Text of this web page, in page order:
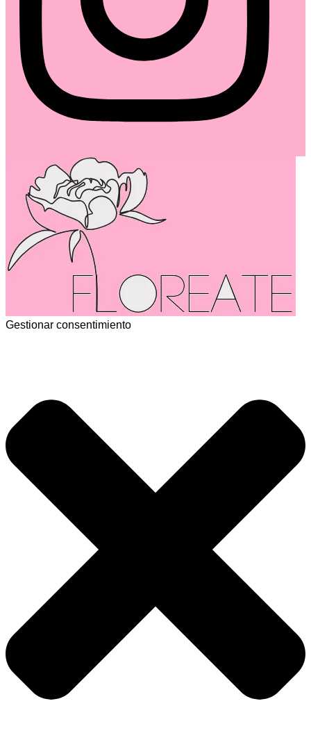
Gestionar consentimiento